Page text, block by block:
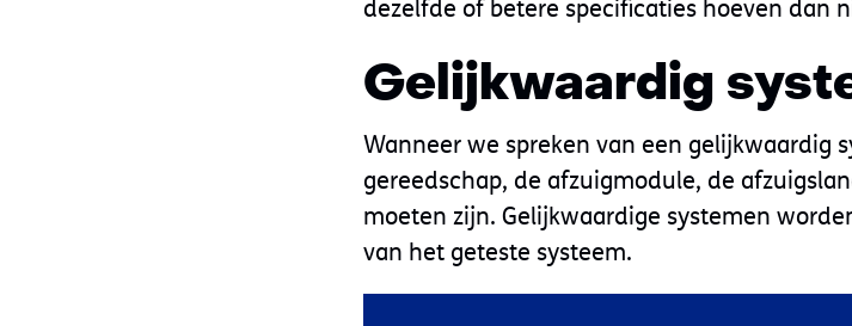
dezelfde of betere specificaties hoeven dan
Gelijkwaardig
Wanneer we spreken van een gelijkwaardig
gereedschap, de afzuigmodule, de
moeten zijn. Gelijkwaardige systemen
van het geteste systeem.